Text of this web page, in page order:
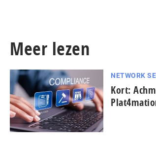
Meer lezen
NETWORK
Kort: